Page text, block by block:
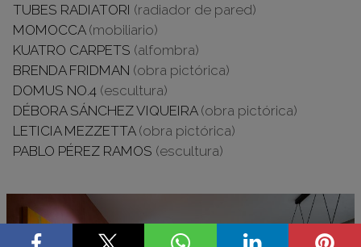
TUBES RADIATORI (radiador de pared)
MOMOCCA(mobiliario)
KUATRO CARPETS (alfombra)
BRENDA FRIDMAN (obra pictórica)
DOMUS NO.4 (escultura)
DÉBORA SÁNCHEZ VIQUEIRA(obra pictórica)
LETICIA MEZZETTA(obra pictórica)
PABLO PÉREZ RAMOS (escultura)